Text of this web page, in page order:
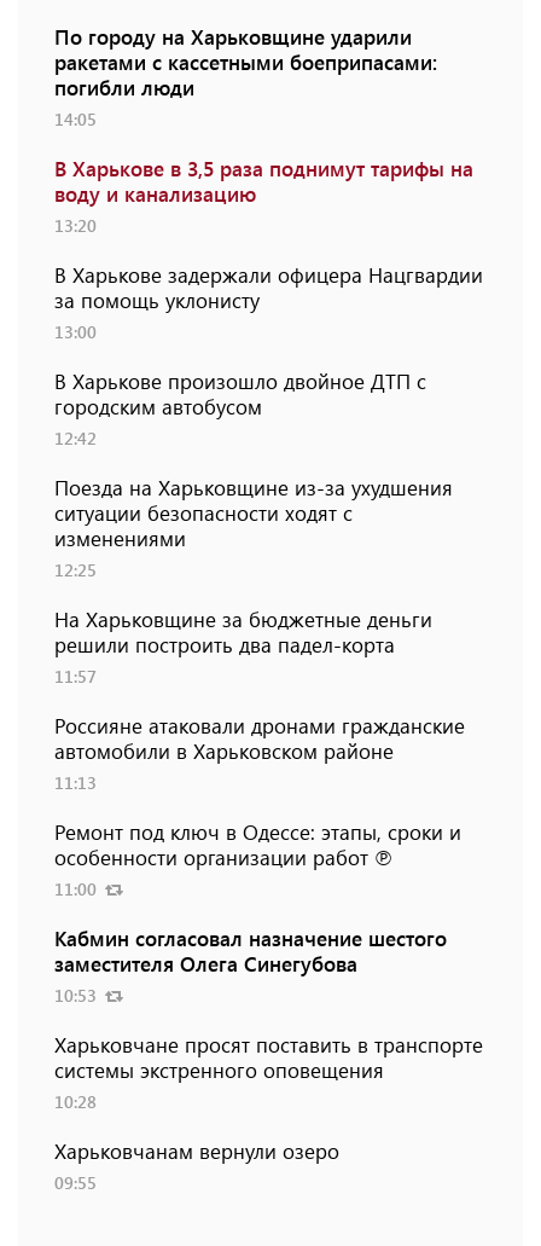
По городу на Харьковщине ударили
ракетами с кассетными боеприпасами:
погибли люди
14:05
В Харькове в 3,5 раза поднимут тарифы на
воду и канализацию
13:20
В Харькове задержали офицера Нацгвардии
за помощь уклонисту
13:00
В Харькове произошло двойное ДТП с
городским автобусом
12:42
Поезда на Харьковщине из-за ухудшения
ситуации безопасности ходят с
изменениями
12:25
На Харьковщине за бюджетные деньги
решили построить два падел-корта
11:57
Россияне атаковали дронами гражданские
автомобили в Харьковском районе
11:13
Ремонт под ключ в Одессе: этапы, сроки и
особенности организации работ ℗
11:00
Кабмин согласовал назначение шестого
заместителя Олега Синегубова
10:53
Харьковчане просят поставить в транспорте
системы экстренного оповещения
10:28
Харьковчанам вернули озеро
09:55